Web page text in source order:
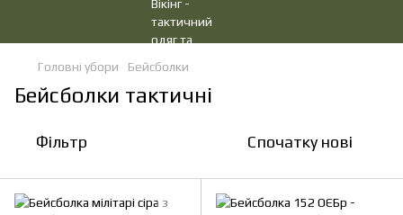
Головні убори Бейсболки
Бейсболки тактичні
Фільтр Спочатку нові